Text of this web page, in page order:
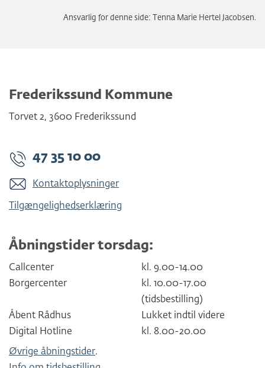
Ansvarlig for denne side: Tenna Marie Hertel Jacobsen.
Frederikssund Kommune
Torvet 2, 3600 Frederikssund
47 35 10 00
Kontaktoplysninger
Tilgængelighedserklæring
Åbningstider torsdag:
Callcenter
kl. 9.00-14.00
Borgercenter
kl. 10.00-17.00
(tidsbestilling)
Åbent Rådhus
Lukket indtil videre
Digital Hotline
kl. 8.00-20.00
Øvrige åbningstider.